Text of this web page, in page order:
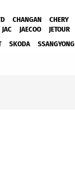
CHANGAN CHERY
JAC JAECOO JETOUR
SKODA SSANGYONG